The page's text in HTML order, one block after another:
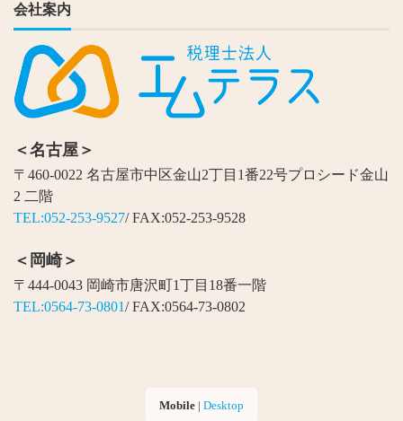
会社案内
＜名古屋＞
〒460-0022 名古屋市中区金山2丁目1番22号プロシード金山
2 二階
TEL:052-253-9527/ FAX:052-253-9528
＜岡崎＞
〒444-0043 岡崎市唐沢町1丁目18番一階
TEL:0564-73-0801/ FAX:0564-73-0802
Mobile | Desktop